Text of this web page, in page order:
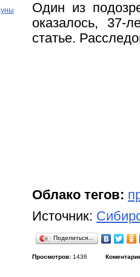
Один из
оказалось, 37-
статье.
Облако тегов:
Источник:
Поделиться…
Просмотров: 1436